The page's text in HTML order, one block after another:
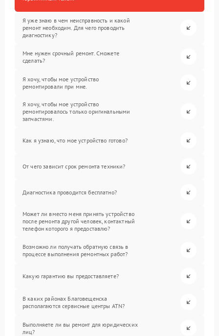
Я уже знаю в чем неисправность и какой
ремонт необходим. Для чего проводить
диагностику?
Мне нужен срочный ремонт. Сможете
сделать?
Я хочу, чтобы мое устройство
ремонтировали при мне.
Я хочу, чтобы мое устройство
ремонтировалось только оригинальными
запчастями.
Как я узнаю, что мое устройство готово?
От чего зависит срок ремонта техники?
Диагностика проводится бесплатно?
Может ли вместо меня принять устройство
после ремонта другой человек, контактный
телефон которого я предоставлю?
Возможно ли получать обратную связь в
процессе выполнения ремонтных работ?
Какую гарантию вы предоставляете?
В каких районах Благовещенска
располагаются сервисные центры ATN?
Выполняете ли вы ремонт для юридических
лиц?